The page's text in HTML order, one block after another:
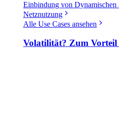
Einbindung von Dynamischen
Netznutzung
Alle Use Cases ansehen
Volatilität? Zum Vorteil